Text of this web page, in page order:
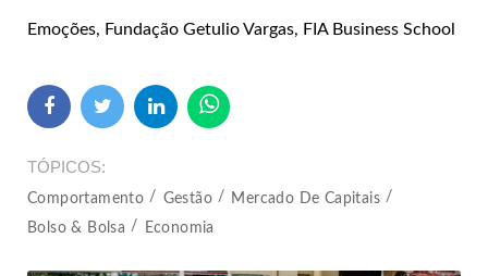
Emoções, Fundação Getulio Vargas, FIA Business School
TÓPICOS
Comportamento Gestão
Mercado De Capitais
Bolso & Bolsa
Economia